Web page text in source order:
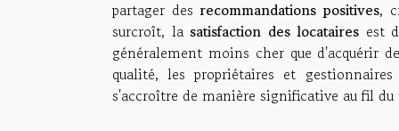
partager des recommandations positives,
surcroît, lasatisfaction des locataires est
généralement moins cher que d'acquérir
qualité, les propriétaires et
s'accroître de manière significative au fil du